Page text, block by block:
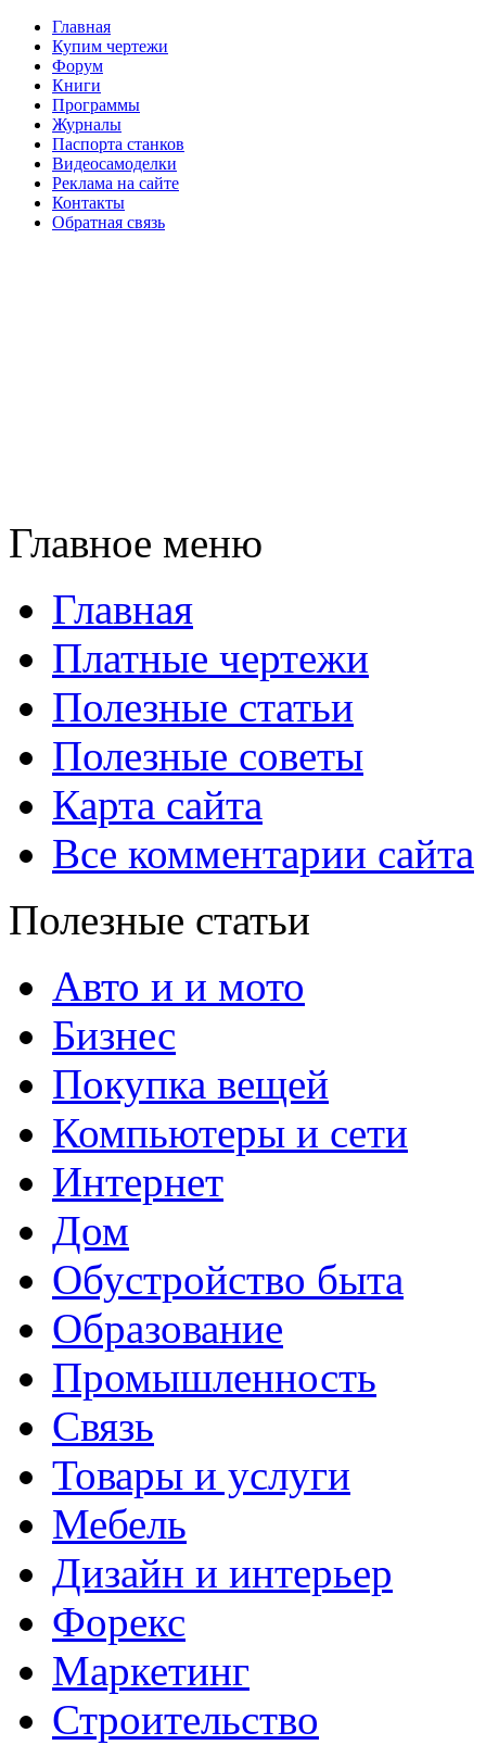
Главная
Купим чертежи
Форум
Книги
Программы
Журналы
Паспорта станков
Видеосамоделки
Реклама на сайте
Контакты
Обратная связь
Главное меню
Главная
Платные чертежи
Полезные статьи
Полезные советы
Карта сайта
Все комментарии сайта
Полезные статьи
Авто и и мото
Бизнес
Покупка вещей
Компьютеры и сети
Интернет
Дом
Обустройство быта
Образование
Промышленность
Связь
Товары и услуги
Мебель
Дизайн и интерьер
Форекс
Маркетинг
Строительство